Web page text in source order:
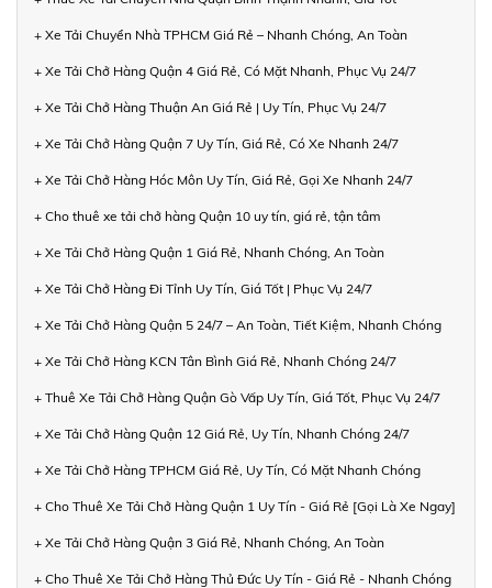
+ Xe Tải Chuyển Nhà TPHCM Giá Rẻ – Nhanh Chóng, An Toàn
+ Xe Tải Chở Hàng Quận 4 Giá Rẻ, Có Mặt Nhanh, Phục Vụ 24/7
+ Xe Tải Chở Hàng Thuận An Giá Rẻ | Uy Tín, Phục Vụ 24/7
+ Xe Tải Chở Hàng Quận 7 Uy Tín, Giá Rẻ, Có Xe Nhanh 24/7
+ Xe Tải Chở Hàng Hóc Môn Uy Tín, Giá Rẻ, Gọi Xe Nhanh 24/7
+ Cho thuê xe tải chở hàng Quận 10 uy tín, giá rẻ, tận tâm
+ Xe Tải Chở Hàng Quận 1 Giá Rẻ, Nhanh Chóng, An Toàn
+ Xe Tải Chở Hàng Đi Tỉnh Uy Tín, Giá Tốt | Phục Vụ 24/7
+ Xe Tải Chở Hàng Quận 5 24/7 – An Toàn, Tiết Kiệm, Nhanh Chóng
+ Xe Tải Chở Hàng KCN Tân Bình Giá Rẻ, Nhanh Chóng 24/7
+ Thuê Xe Tải Chở Hàng Quận Gò Vấp Uy Tín, Giá Tốt, Phục Vụ 24/7
+ Xe Tải Chở Hàng Quận 12 Giá Rẻ, Uy Tín, Nhanh Chóng 24/7
+ Xe Tải Chở Hàng TPHCM Giá Rẻ, Uy Tín, Có Mặt Nhanh Chóng
+ Cho Thuê Xe Tải Chở Hàng Quận 1 Uy Tín - Giá Rẻ [Gọi Là Xe Ngay]
+ Xe Tải Chở Hàng Quận 3 Giá Rẻ, Nhanh Chóng, An Toàn
+ Cho Thuê Xe Tải Chở Hàng Thủ Đức Uy Tín - Giá Rẻ - Nhanh Chóng